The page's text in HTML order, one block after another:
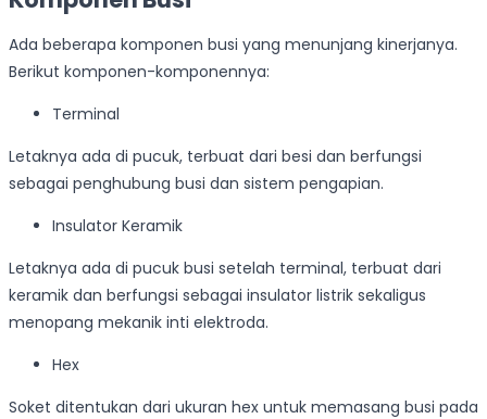
Ada beberapa komponen busi yang menunjang kinerjanya.
Berikut komponen-komponennya:
Terminal
Letaknya ada di pucuk, terbuat dari besi dan berfungsi
sebagai penghubung busi dan sistem pengapian.
Insulator Keramik
Letaknya ada di pucuk busi setelah terminal, terbuat dari
keramik dan berfungsi sebagai insulator listrik sekaligus
menopang mekanik inti elektroda.
Hex
Soket ditentukan dari ukuran hex untuk memasang busi pada